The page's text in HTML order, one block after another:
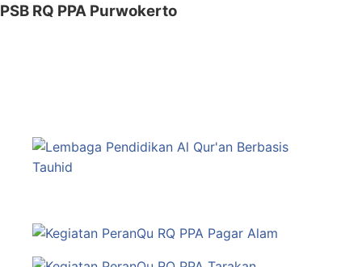
PSB RQ PPA Purwokerto